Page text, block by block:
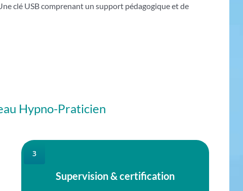
clé USB comprenant un support pédagogique et de
Hypno-Praticien
3
Supervision & certification